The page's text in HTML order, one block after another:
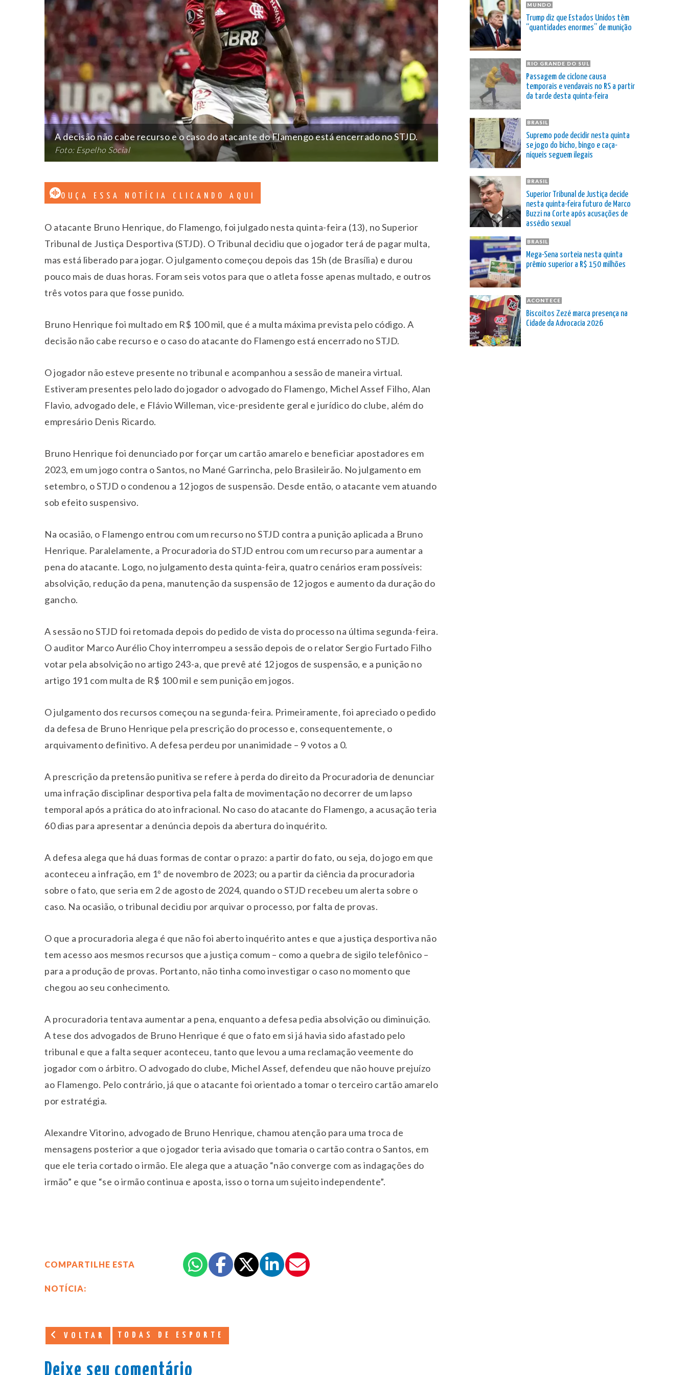
A decisão não cabe recurso e o caso do atacante do Flamengo está encerrado no STJD.
Foto: Espelho Social
OUÇA ESSA NOTÍCIA CLICANDO AQUI
O atacante Bruno Henrique, do Flamengo, foi julgado nesta quinta-feira (13), no Superior
Tribunal de Justiça Desportiva (STJD). O Tribunal decidiu que o jogador terá de pagar multa,
mas está liberado para jogar. O julgamento começou depois das 15h (de Brasília) e durou
pouco mais de duas horas. Foram seis votos para que o atleta fosse apenas multado, e outros
três votos para que fosse punido.
Bruno Henrique foi multado em R$ 100 mil, que é a multa máxima prevista pelo código. A
decisão não cabe recurso e o caso do atacante do Flamengo está encerrado no STJD.
O jogador não esteve presente no tribunal e acompanhou a sessão de maneira virtual.
Estiveram presentes pelo lado do jogador o advogado do Flamengo, Michel Assef Filho, Alan
Flavio, advogado dele, e Flávio Willeman, vice-presidente geral e jurídico do clube, além do
empresário Denis Ricardo.
Bruno Henrique foi denunciado por forçar um cartão amarelo e beneficiar apostadores em
2023, em um jogo contra o Santos, no Mané Garrincha, pelo Brasileirão. No julgamento em
setembro, o STJD o condenou a 12 jogos de suspensão. Desde então, o atacante vem atuando
sob efeito suspensivo.
Na ocasião, o Flamengo entrou com um recurso no STJD contra a punição aplicada a Bruno
Henrique. Paralelamente, a Procuradoria do STJD entrou com um recurso para aumentar a
pena do atacante. Logo, no julgamento desta quinta-feira, quatro cenários eram possíveis:
absolvição, redução da pena, manutenção da suspensão de 12 jogos e aumento da duração do
gancho.
A sessão no STJD foi retomada depois do pedido de vista do processo na última segunda-feira.
O auditor Marco Aurélio Choy interrompeu a sessão depois de o relator Sergio Furtado Filho
votar pela absolvição no artigo 243-a, que prevê até 12 jogos de suspensão, e a punição no
artigo 191 com multa de R$ 100 mil e sem punição em jogos.
O julgamento dos recursos começou na segunda-feira. Primeiramente, foi apreciado o pedido
da defesa de Bruno Henrique pela prescrição do processo e, consequentemente, o
arquivamento definitivo. A defesa perdeu por unanimidade – 9 votos a 0.
A prescrição da pretensão punitiva se refere à perda do direito da Procuradoria de denunciar
uma infração disciplinar desportiva pela falta de movimentação no decorrer de um lapso
temporal após a prática do ato infracional. No caso do atacante do Flamengo, a acusação teria
60 dias para apresentar a denúncia depois da abertura do inquérito.
A defesa alega que há duas formas de contar o prazo: a partir do fato, ou seja, do jogo em que
aconteceu a infração, em 1º de novembro de 2023; ou a partir da ciência da procuradoria
sobre o fato, que seria em 2 de agosto de 2024, quando o STJD recebeu um alerta sobre o
caso. Na ocasião, o tribunal decidiu por arquivar o processo, por falta de provas.
O que a procuradoria alega é que não foi aberto inquérito antes e que a justiça desportiva não
tem acesso aos mesmos recursos que a justiça comum – como a quebra de sigilo telefônico –
para a produção de provas. Portanto, não tinha como investigar o caso no momento que
chegou ao seu conhecimento.
A procuradoria tentava aumentar a pena, enquanto a defesa pedia absolvição ou diminuição.
A tese dos advogados de Bruno Henrique é que o fato em si já havia sido afastado pelo
tribunal e que a falta sequer aconteceu, tanto que levou a uma reclamação veemente do
jogador com o árbitro. O advogado do clube, Michel Assef, defendeu que não houve prejuízo
ao Flamengo. Pelo contrário, já que o atacante foi orientado a tomar o terceiro cartão amarelo
por estratégia.
Alexandre Vitorino, advogado de Bruno Henrique, chamou atenção para uma troca de
mensagens posterior a que o jogador teria avisado que tomaria o cartão contra o Santos, em
que ele teria cortado o irmão. Ele alega que a atuação “não converge com as indagações do
irmão” e que “se o irmão continua e aposta, isso o torna um sujeito independente”.
COMPARTILHE ESTA
NOTÍCIA:
VOLTAR TODAS DE ESPORTE
Deixe seu comentário
MUNDO
Trump diz que Estados Unidos têm
“quantidades enormes” de munição
RIO GRANDE DO SUL
Passagem de ciclone causa
temporais e vendavais no RS a partir
da tarde desta quinta-feira
BRASIL
Supremo pode decidir nesta quinta
se jogo do bicho, bingo e caça-
níqueis seguem ilegais
BRASIL
Superior Tribunal de Justiça decide
nesta quinta-feira futuro de Marco
Buzzi na Corte após acusações de
assédio sexual
BRASIL
Mega-Sena sorteia nesta quinta
prêmio superior a R$ 150 milhões
ACONTECE
Biscoitos Zezé marca presença na
Cidade da Advocacia 2026